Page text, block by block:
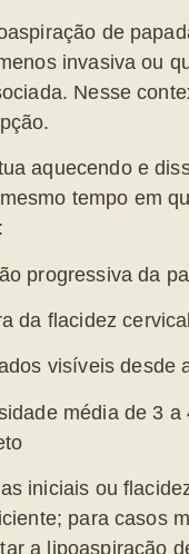
de
invasiva ou
Nesse
aquecendo e
tempo em
progressiva da
da flacidez cervical
visíveis desde
média de 3
iniciais ou
para casos
a lipoaspiração